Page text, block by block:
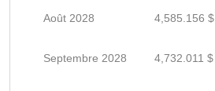
Août 2028 4,585.156 $
Septembre 2028 4,732.011 $